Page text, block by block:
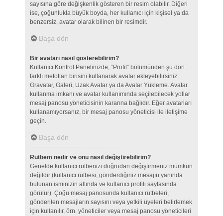
sayısına göre değişkenlik gösteren bir resim olabilir. Diğeri
ise, çoğunlukla büyük boyda, her kullanıcı için kişisel ya da
benzersiz, avatar olarak bilinen bir resimdir.
Başa dön
Bir avatarı nasıl gösterebilirim?
Kullanıcı Kontrol Panelinizde, “Profil” bölümünden şu dört
farklı metottan birisini kullanarak avatar ekleyebilirsiniz:
Gravatar, Galeri, Uzak Avatar ya da Avatar Yükleme. Avatar
kullanma imkanı ve avatar kullanımında seçilebilecek yollar
mesaj panosu yöneticisinin kararına bağlıdır. Eğer avatarları
kullanamıyorsanız, bir mesaj panosu yöneticisi ile iletişime
geçin.
Başa dön
Rütbem nedir ve onu nasıl değiştirebilirim?
Genelde kullanıcı rütbenizi doğrudan değiştirmeniz mümkün
değildir (kullanıcı rütbesi, gönderdiğiniz mesajın yanında
bulunan isminizin altında ve kullanıcı profili sayfasında
görülür). Çoğu mesaj panosunda kullanıcı rütbeleri,
gönderilen mesajların sayısını veya yetkili üyeleri belirlemek
için kullanılır, örn. yöneticiler veya mesaj panosu yöneticileri